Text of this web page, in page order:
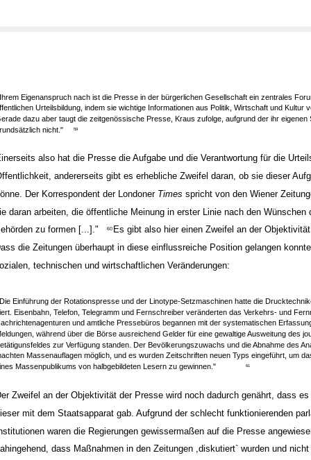
Eigenanspruch nach ist die Presse in der bürgerlichen Gesellschaft ein zentrales
Urteilsbildung, indem sie wichtige Informationen aus Politik, Wirtschaft und Kultur
dazu aber taugt die zeitgenössische Presse, Kraus zufolge, aufgrund der ihr eigenen
nicht."
59
also hat die Presse die Aufgabe und die Verantwortung für die
andererseits gibt es erhebliche Zweifel daran, ob sie dieser
Der Korrespondent der Londoner Times spricht von den Wiener
daran arbeiten, die öffentliche Meinung in erster Linie nach den Wünschen
zu formen [...]."
60 Es gibt also hier einen Zweifel an der
die Zeitungen überhaupt in diese einflussreiche Position gelangen
technischen und wirtschaftlichen Veränderungen:
Einführung der Rotationspresse und der Linotype-Setzmaschinen hatte die
Eisenbahn, Telefon, Telegramm und Fernschreiber veränderten das Verkehrs- und
und amtliche Pressebüros begannen mit der systematischen
während über die Börse ausreichend Gelder für eine gewaltige Ausweitung des
zur Verfügung standen. Der Bevölkerungszuwachs und die Abnahme des
Massenauflagen möglich, und es wurden Zeitschriften neuen Typs eingeführt, um
Massenpublikums von halbgebildeten Lesern zu gewinnen."
61
Zweifel an der Objektivität der Presse wird noch dadurch genährt, dass
mit dem Staatsapparat gab. Aufgrund der schlecht funktionierenden
waren die Regierungen gewissermaßen auf die Presse
dass Maßnahmen in den Zeitungen ,diskutiert` wurden und